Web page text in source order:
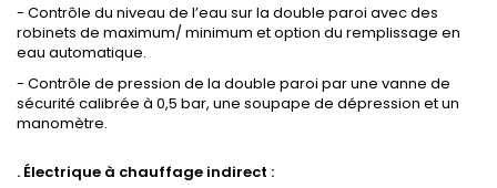
- Contrôle du niveau de l’eau sur la double paroi avec des
robinets de maximum/ minimum et option du remplissage en
eau automatique.
- Contrôle de pression de la double paroi par une vanne de
sécurité calibrée à 0,5 bar, une soupape de dépression et un
manomètre.
. Électrique à chauffage indirect :